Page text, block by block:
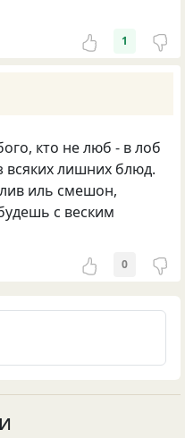
1
кто не люб - в лоб
всяких лишних блюд.
иль смешон,
с веским
0